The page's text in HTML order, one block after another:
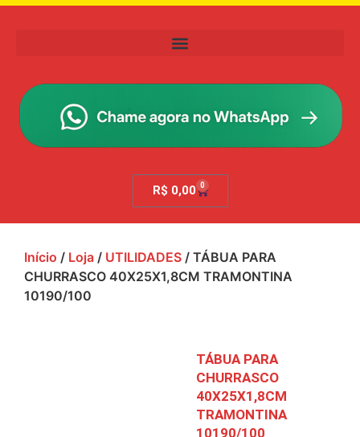
R$ 0,00 0
Início / Loja / UTILIDADES / TÁBUA PARA
CHURRASCO 40X25X1,8CM TRAMONTINA
10190/100
TÁBUA PARA
CHURRASCO
40X25X1,8CM
TRAMONTINA
10190/100